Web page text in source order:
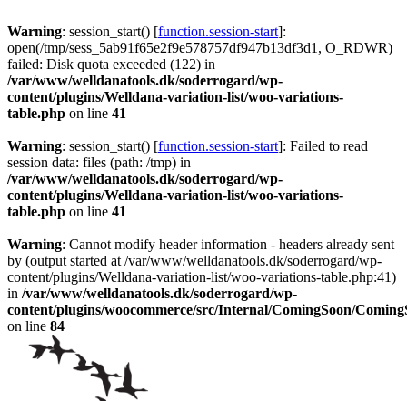
Warning: session_start() [function.session-start]:
open(/tmp/sess_5ab91f65e2f9e578757df947b13df3d1, O_RDWR)
failed: Disk quota exceeded (122) in
/var/www/welldanatools.dk/soderrogard/wp-
content/plugins/Welldana-variation-list/woo-variations-
table.php on line 41
Warning: session_start() [function.session-start]: Failed to read
session data: files (path: /tmp) in
/var/www/welldanatools.dk/soderrogard/wp-
content/plugins/Welldana-variation-list/woo-variations-
table.php on line 41
Warning: Cannot modify header information - headers already sent
by (output started at /var/www/welldanatools.dk/soderrogard/wp-
content/plugins/Welldana-variation-list/woo-variations-table.php:41)
in /var/www/welldanatools.dk/soderrogard/wp-
content/plugins/woocommerce/src/Internal/ComingSoon/
on line 84